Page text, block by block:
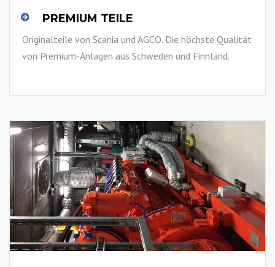
PREMIUM TEILE
Originalteile von Scania und AGCO. Die höchste Qualität
von Premium-Anlagen aus Schweden und Finnland.